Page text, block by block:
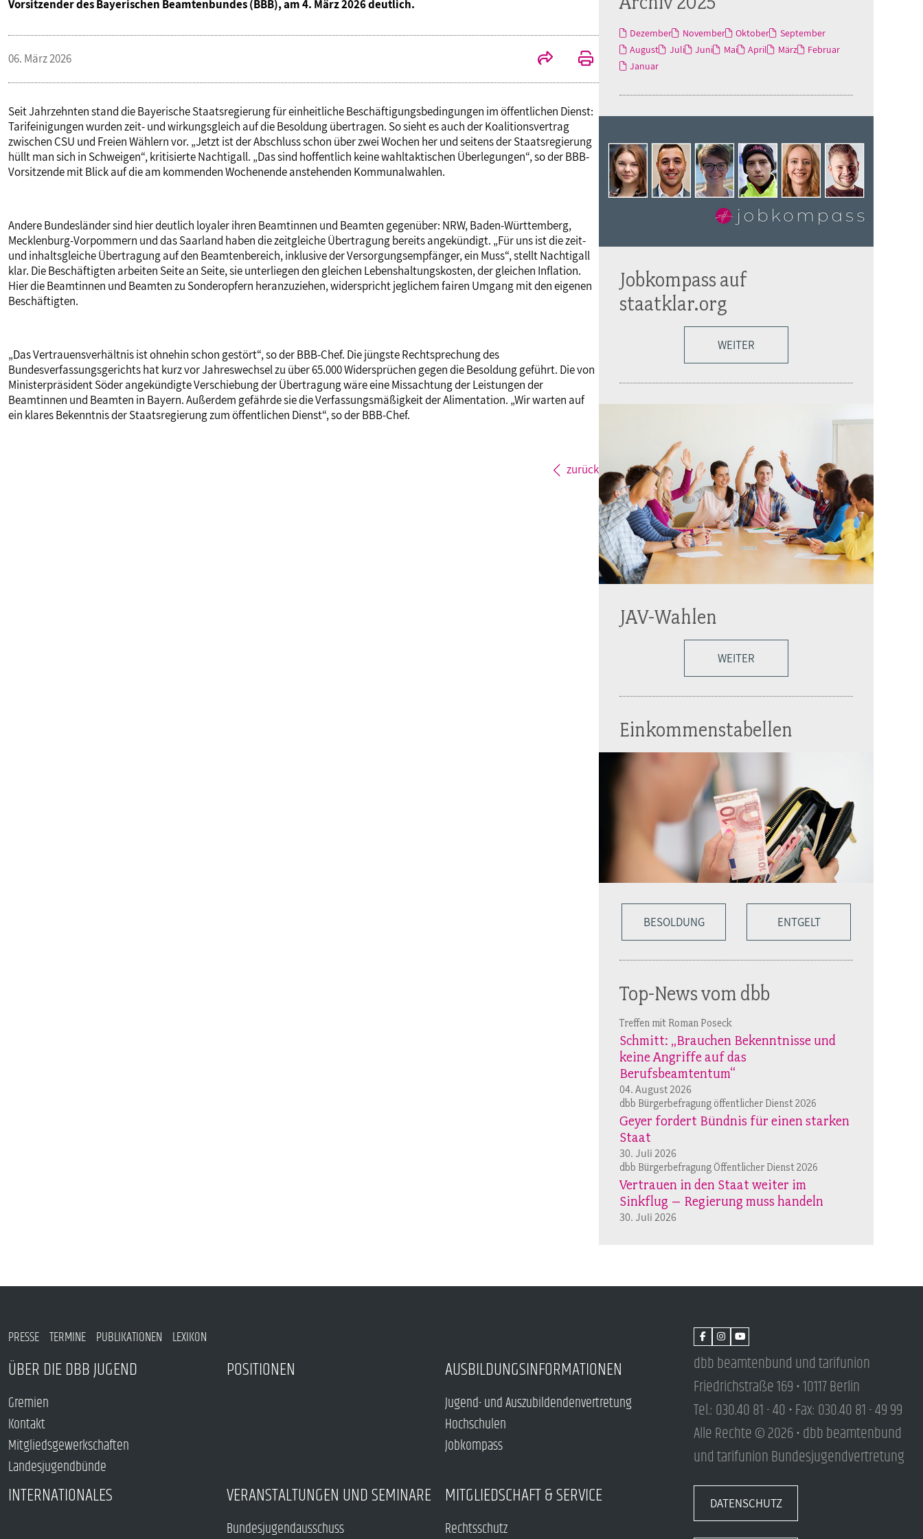
Ideencampus
Parlamentarisches Sommerfest
MITGLIEDSCHAFT & SERVICE
Vorsitzender des Bayerischen Beamtenbundes (BBB), am 4. März 2026 deutlich.
06. März 2026
Seit Jahrzehnten stand die Bayerische Staatsregierung für einheitliche Beschäftigungsbedingungen im öffentlichen Dienst:
Tarifeinigungen wurden zeit- und wirkungsgleich auf die Besoldung übertragen. So sieht es auch der Koalitionsvertrag
zwischen CSU und Freien Wählern vor. „Jetzt ist der Abschluss schon über zwei Wochen her und seitens der Staatsregierung
hüllt man sich in Schweigen“, kritisierte Nachtigall. „Das sind hoffentlich keine wahltaktischen Überlegungen“, so der BBB-
Vorsitzende mit Blick auf die am kommenden Wochenende anstehenden Kommunalwahlen.
Andere Bundesländer sind hier deutlich loyaler ihren Beamtinnen und Beamten gegenüber: NRW, Baden-Württemberg,
Mecklenburg-Vorpommern und das Saarland haben die zeitgleiche Übertragung bereits angekündigt. „Für uns ist die zeit-
und inhaltsgleiche Übertragung auf den Beamtenbereich, inklusive der Versorgungsempfänger, ein Muss“, stellt Nachtigall
klar. Die Beschäftigten arbeiten Seite an Seite, sie unterliegen den gleichen Lebenshaltungskosten, der gleichen Inflation.
Hier die Beamtinnen und Beamten zu Sonderopfern heranzuziehen, widerspricht jeglichem fairen Umgang mit den eigenen
Beschäftigten.
„Das Vertrauensverhältnis ist ohnehin schon gestört“, so der BBB-Chef. Die jüngste Rechtsprechung des
Bundesverfassungsgerichts hat kurz vor Jahreswechsel zu über 65.000 Widersprüchen gegen die Besoldung geführt. Die von
Ministerpräsident Söder angekündigte Verschiebung der Übertragung wäre eine Missachtung der Leistungen der
Beamtinnen und Beamten in Bayern. Außerdem gefährde sie die Verfassungsmäßigkeit der Alimentation. „Wir warten auf
ein klares Bekenntnis der Staatsregierung zum öffentlichen Dienst“, so der BBB-Chef.
zurück
Dezember November Oktober
September
August
Juli Juni Mai April März
Februar
Januar
Jobkompass auf
staatklar.org
WEITER
JAV-Wahlen
WEITER
Einkommenstabellen
BESOLDUNG ENTGELT
Top-News vom dbb
Treffen mit Roman Poseck
Schmitt: „Brauchen Bekenntnisse und
keine Angriffe auf das
Berufsbeamtentum“
04. August 2026
dbb Bürgerbefragung öffentlicher Dienst 2026
Geyer fordert Bündnis für einen starken
Staat
30. Juli 2026
dbb Bürgerbefragung Öffentlicher Dienst 2026
Vertrauen in den Staat weiter im
Sinkflug – Regierung muss handeln
30. Juli 2026
PRESSE TERMINE PUBLIKATIONEN LEXIKON
ÜBER DIE DBB JUGEND
Gremien
Kontakt
Mitgliedsgewerkschaften
Landesjugendbünde
POSITIONEN AUSBILDUNGSINFORMATIONEN
Jugend- und Auszubildendenvertretung
Hochschulen
Jobkompass
INTERNATIONALES VERANSTALTUNGEN UND SEMINARE
Bundesjugendausschuss
MITGLIEDSCHAFT & SERVICE
Rechtsschutz
dbb beamtenbund und tarifunion
Friedrichstraße 169 • 10117 Berlin
Tel.: 030.40 81 - 40 • Fax: 030.40 81 - 49 99
Alle Rechte © 2026 • dbb beamtenbund
und tarifunion Bundesjugendvertretung
DATENSCHUTZ